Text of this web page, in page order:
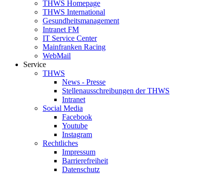
THWS Homepage
THWS International
Gesundheitsmanagement
Intranet FM
IT Service Center
Mainfranken Racing
WebMail
Service
THWS
News - Presse
Stellenausschreibungen der THWS
Intranet
Social Media
Facebook
Youtube
Instagram
Rechtliches
Impressum
Barrierefreiheit
Datenschutz